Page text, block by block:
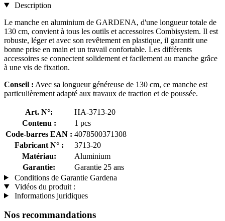
Description
Le manche en aluminium de GARDENA, d'une longueur totale de
130 cm, convient à tous les outils et accessoires Combisystem. Il est
robuste, léger et avec son revêtement en plastique, il garantit une
bonne prise en main et un travail confortable. Les différents
accessoires se connectent solidement et facilement au manche grâce
à une vis de fixation.
Conseil : Avec sa longueur généreuse de 130 cm, ce manche est
particulièrement adapté aux travaux de traction et de poussée.
Art. N°:
HA-3713-20
Contenu :
1 pcs
Code-barres EAN : 4078500371308
Fabricant N° :
3713-20
Matériau:
Aluminium
Garantie:
Garantie 25 ans
Conditions de Garantie Gardena
Vidéos du produit :
Informations juridiques
Nos recommandations